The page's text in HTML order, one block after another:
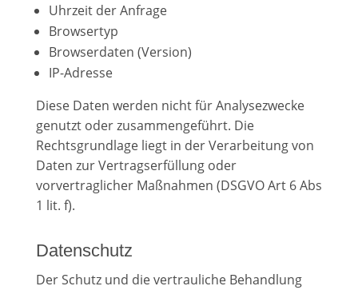
Uhrzeit der Anfrage
Browsertyp
Browserdaten (Version)
IP-Adresse
Diese Daten werden nicht für Analysezwecke
genutzt oder zusammengeführt. Die
Rechtsgrundlage liegt in der Verarbeitung von
Daten zur Vertragserfüllung oder
vorvertraglicher Maßnahmen (DSGVO Art 6 Abs
1 lit. f).
Datenschutz
Der Schutz und die vertrauliche Behandlung